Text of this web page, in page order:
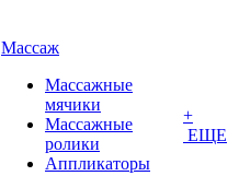
Массаж
Массажные
мячики
Массажные
ролики
Аппликаторы
+
ЕЩЕ